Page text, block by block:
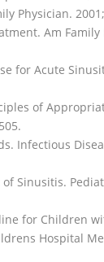
Physician.
Am Family
for Acute
of
Infectious
Sinusitis.
for Children
Hospital